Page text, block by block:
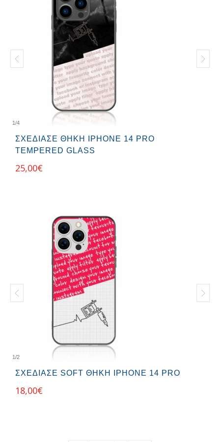
1/4
ΣΧΕΔΊΑΣΕ ΘΉΚΗ IPHONE 14 PRO
TEMPERED GLASS
25,00€
1/2
ΣΧΕΔΊΑΣΕ SOFT ΘΉΚΗ IPHONE 14 PRO
18,00€